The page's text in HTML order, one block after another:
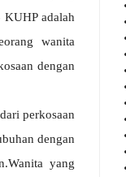
KUHP adalah
wanita
dengan
perkosaan
dengan
yang